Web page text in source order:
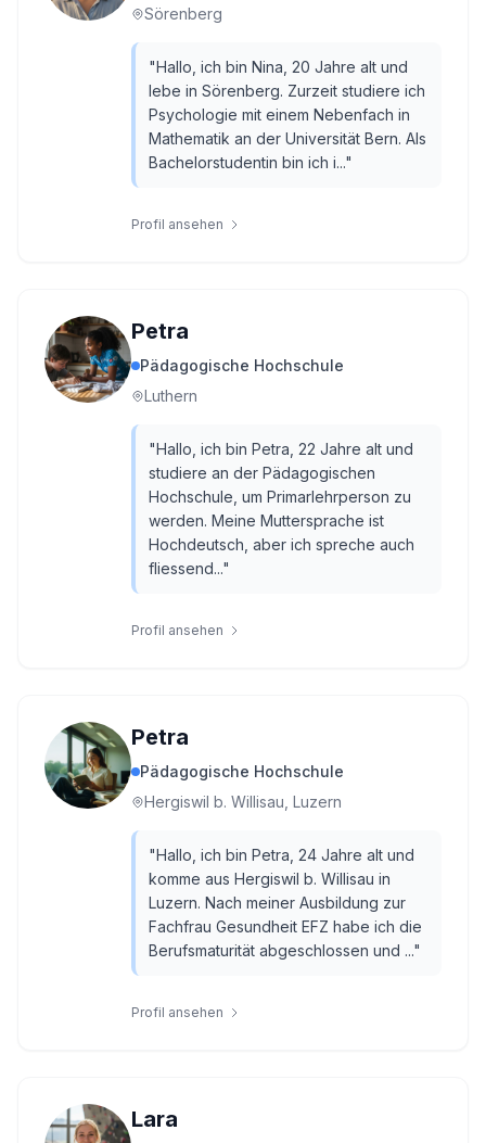
Sörenberg
"Hallo, ich bin Nina, 20 Jahre alt und
lebe in Sörenberg. Zurzeit studiere ich
Psychologie mit einem Nebenfach in
Mathematik an der Universität Bern. Als
Bachelorstudentin bin ich i..."
Profil ansehen
Petra
Pädagogische Hochschule
Luthern
"Hallo, ich bin Petra, 22 Jahre alt und
studiere an der Pädagogischen
Hochschule, um Primarlehrperson zu
werden. Meine Muttersprache ist
Hochdeutsch, aber ich spreche auch
fliessend..."
Profil ansehen
Petra
Pädagogische Hochschule
Hergiswil b. Willisau, Luzern
"Hallo, ich bin Petra, 24 Jahre alt und
komme aus Hergiswil b. Willisau in
Luzern. Nach meiner Ausbildung zur
Fachfrau Gesundheit EFZ habe ich die
Berufsmaturität abgeschlossen und ..."
Profil ansehen
Lara